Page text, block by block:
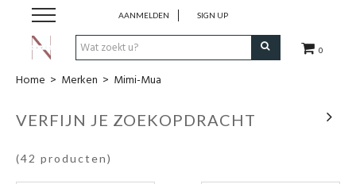
0
AANMELDEN SIGN UP
Kleding
Merken
Home > Merken > Mimi-Mua
VERFIJN JE ZOEKOPDRACHT
(42 producten)